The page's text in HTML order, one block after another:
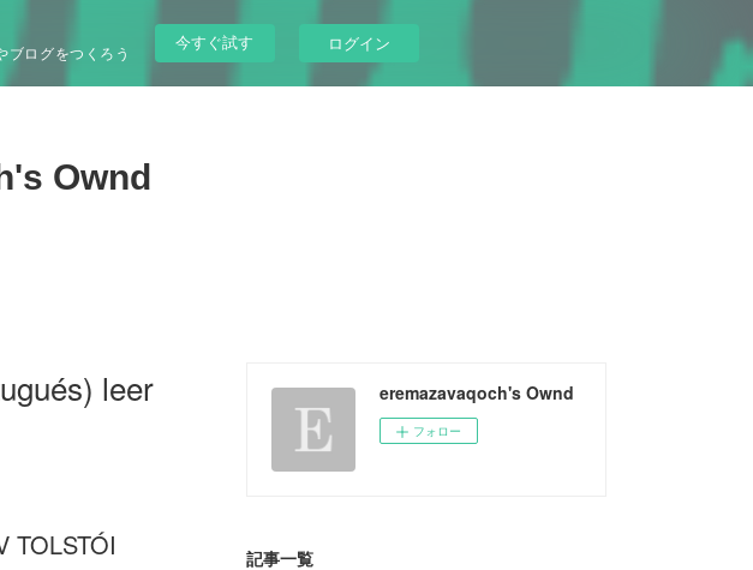
ブログをつくろう
今すぐ試す ログイン
Ownd
leer
TOLSTÓI
eremazavaqoch's Ownd
フォロー
記事一覧